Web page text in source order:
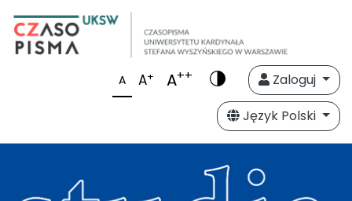
A A+ A++
Zaloguj
Język Polski